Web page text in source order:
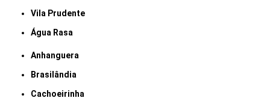
Vila Prudente
Água Rasa
Anhanguera
Brasilândia
Cachoeirinha